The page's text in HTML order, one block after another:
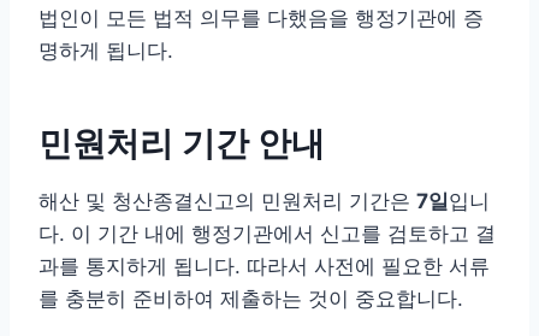
법인이 모든 법적 의무를 다했음을 행정기관에 증
명하게 됩니다.
민원처리 기간 안내
해산 및 청산종결신고의 민원처리 기간은 7일입니
다. 이 기간 내에 행정기관에서 신고를 검토하고 결
과를 통지하게 됩니다. 따라서 사전에 필요한 서류
를 충분히 준비하여 제출하는 것이 중요합니다.